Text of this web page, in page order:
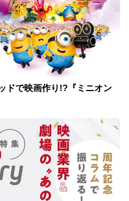
ドで映画作り!?『ミニオン